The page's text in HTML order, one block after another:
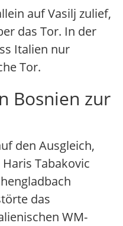
auf Vasilj zulief,
das Tor. In der
Italien nur
Tor.
Bosnien zur
den Ausgleich,
Tabakovic
das
WM-